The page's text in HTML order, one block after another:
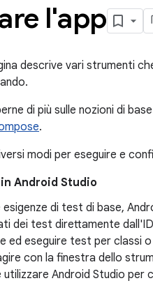
l'app
descrive vari strumenti
di più sulle nozioni di
.
modi per eseguire e
Android Studio
esigenze di test di base,
dei test direttamente
ed eseguire test per classi
con la finestra dello
utilizzare Android Studio